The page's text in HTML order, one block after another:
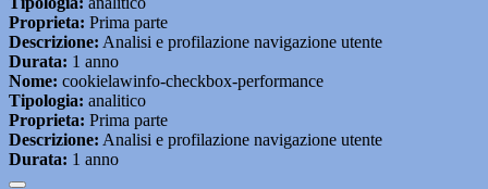
Proprieta: Prima parte
Descrizione: Analisi e profilazione navigazione utente
Durata: 1 anno
Nome: cookielawinfo-checkbox-performance
Tipologia: analitico
Proprieta: Prima parte
Descrizione: Analisi e profilazione navigazione utente
Durata: 1 anno